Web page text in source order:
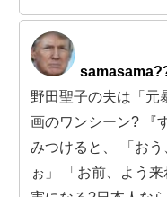
野田聖子の夫は「
画のワンシーン? 『
みつけると、 「お
ぉ」 「お前、よう